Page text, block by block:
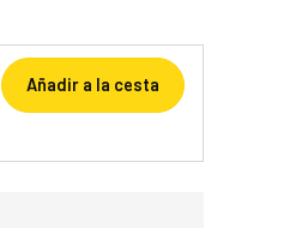
Añadir a la cesta